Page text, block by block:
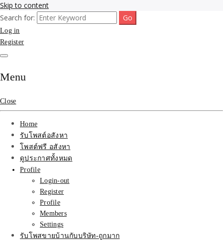
Skip to content
รับจ้างโพสขายบ้าน ที่ดิน
ติดAI SEO กับบริษัทใหญ่
รับจ้างทำโฆษณา สินค้า
บ้านที่ดิน ราคา ถูกและดี
ที่สุด บริการ โปรโมท
โฆษณารับโพสอสังหา ทีม
งาน บริํษัทใหญ่ เว็บขาย
บ้าน คุณภาพอันดับ1
SEOขายบ้าน
รับจ้างโพสขายบ้าน ที่ดิน ไม่มีค่านายหน้า กับบริษัท SEO-AI เน้นติดหน้า
แรก บริการโพสต์ โปรโมท รับจ้างทำโฆษณา ราคาถูก เว็บขายบ้าน รับโพ
สอสังหา ติดหน้าแรกกูเกิ้ล ทีมงาน บริํษัทใหญ่ รับประกันผลงาน ที่เดียวใน
Search for:
Log in
Register
Menu
Close
Home
รับโพสต์อสังหา
โพสต์ฟรี อสังหา
ดูประกาศทั้งหมด
Profile
Login-out
Register
Profile
Members
Settings
รับโพสขายบ้านกับบริษัท-ถูกมาก